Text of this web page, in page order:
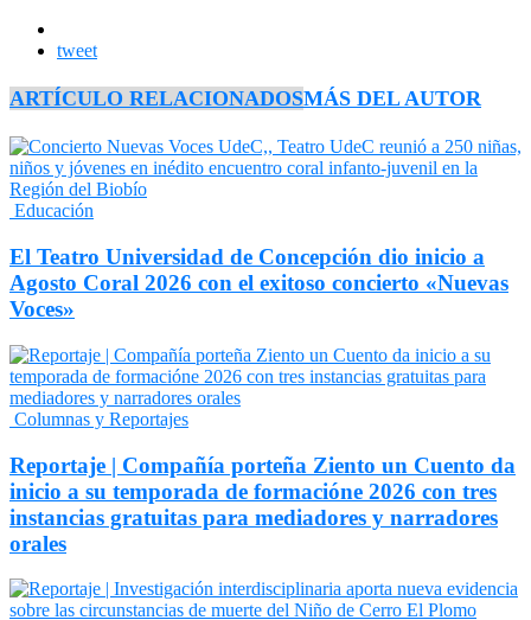
tweet
ARTÍCULO RELACIONADOSMÁS DEL AUTOR
Educación
El Teatro Universidad de Concepción dio inicio a
Agosto Coral 2026 con el exitoso concierto «Nuevas
Voces»
Columnas y Reportajes
Reportaje | Compañía porteña Ziento un Cuento da
inicio a su temporada de formacióne 2026 con tres
instancias gratuitas para mediadores y narradores
orales